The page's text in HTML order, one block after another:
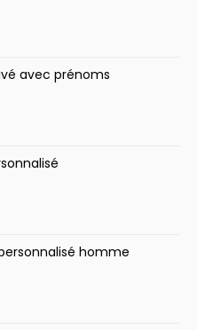
avec prénoms
homme